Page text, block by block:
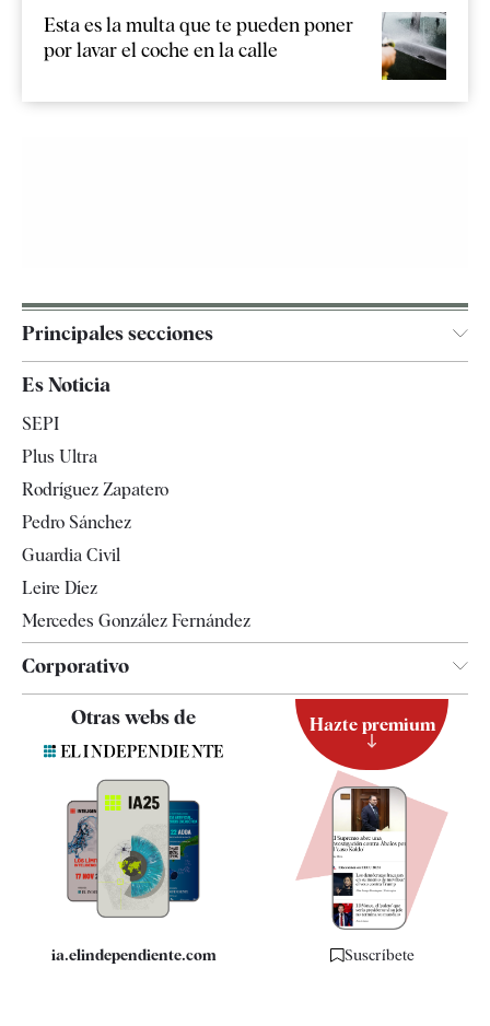
Esta es la multa que te pueden poner
por lavar el coche en la calle
Principales secciones
España
Televisión
Es Noticia
SEPI
Plus Ultra
Rodríguez Zapatero
Pedro Sánchez
Guardia Civil
Leire Díez
Mercedes González Fernández
Corporativo
Contacto
Quiénes somos
Especificaciones
Otras webs de
ia.elindependiente.com
Hazte premium
Suscríbete